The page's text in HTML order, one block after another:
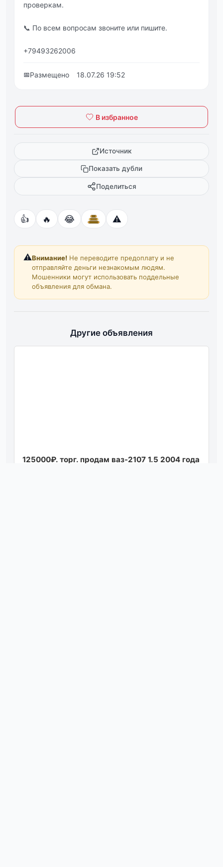
проверкам.
📞 По всем вопросам звоните или пишите.
+79493262006
📅Размещено 18.07.26 19:52
В избранное
Источник
Показать дубли
Поделиться
👍 🔥 😂 ⚠️
⚠️Внимание! Не переводите предоплату и не
отправляйте деньги незнакомым людям.
Мошенники могут использовать поддельные
объявления для обмана.
Другие объявления
125000₽. торг. продам ваз-2107 1.5 2004 года